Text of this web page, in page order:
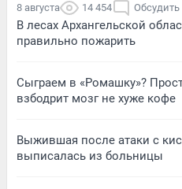
8 августа 14 454 Обсудить
В лесах Архангельской
правильно пожарить
Сыграем в «Ромашку»?
взбодрит мозг не хуже кофе
Выжившая после атаки с
выписалась из больницы